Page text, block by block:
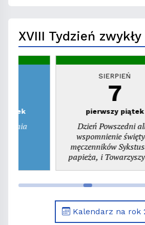
XVIII Tydzień zwykły
SIERPIEŃ
7
pierwszy piątek
Dzień Powszedni
wspomnienie
męczenników Sykstusa II,
papieża, i Towarzyszy albo
Kalendarz na rok